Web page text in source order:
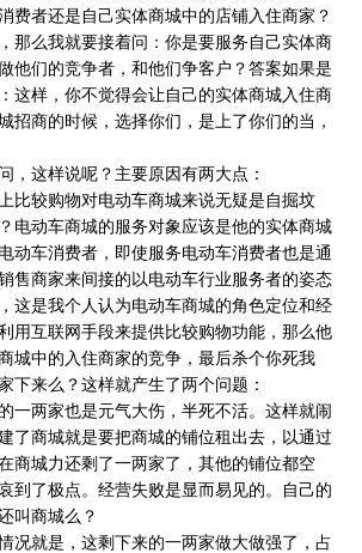
费者还是自己实体商城中的店铺入住商家？
那么我就要接着问：你是要服务自己实体商
他们的竞争者，和他们争客户？答案如果是
这样，你不觉得会让自己的实体商城入住商
招商的时候，选择你们，是上了你们的当，
这样说呢？主要原因有两大点：
较购物对电动车商城来说无疑是自掘坟
电动车商城的服务对象应该是他的实体商城
动车消费者，即使服务电动车消费者也是通
售商家来间接的以电动车行业服务者的姿态
这是我个人认为电动车商城的角色定位和经
用互联网手段来提供比较购物功能，那么他
城中的入住商家的竞争，最后杀个你死我
下来么？这样就产生了两个问题：
两家也是元气大伤，半死不活。这样就闹
了商城就是要把商城的铺位租出去，以通过
商城力还剩了一两家了，其他的铺位都空
到了极点。经营失败是显而易见的。自己的
叫商城么？
就是，这剩下来的一两家做大做强了，占